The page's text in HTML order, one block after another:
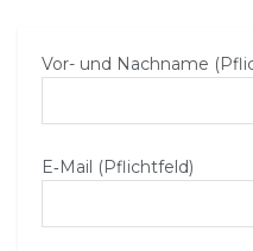
Vor- und Nachname
E‑Mail (Pflichtfeld)